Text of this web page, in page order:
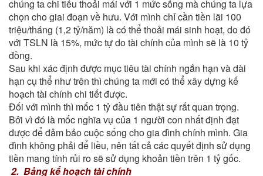
chúng ta chi tiểu thoải mái với 1 mức sống mà chúng ta lựa
chọn cho giai đoạn về hưu. Với mình chỉ cần tiền lãi 100
triệu/tháng (1,2 tỷ/năm) là có thể thoải mái sinh hoạt, do đó
với TSLN là 15%, mức tự do tài chính của mình sẽ là 10 tỷ
đồng.
Sau khi xác định được mục tiêu tài chính ngắn hạn và dài
hạn cụ thể như trên thì chúng ta mới có thể xây dựng kế
hoạch tài chính chi tiết được.
Đối với mình thì mốc 1 tỷ đầu tiên thật sự rất quan trọng.
Bởi vì đó là mốc nghĩa vụ của 1 người con nhất định đạt
được để đảm bảo cuộc sống cho gia đình chính mình. Gia
đình không phải để liều, nên tất cả các quyết định sử dụng
tiền mang tính rủi ro sẽ sử dụng khoản tiền trên 1 tỷ gốc.
2. Bảng kế hoạch tài chính